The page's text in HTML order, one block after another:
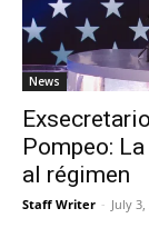
News
Pompeo:
al régimen
Staff Writer - July